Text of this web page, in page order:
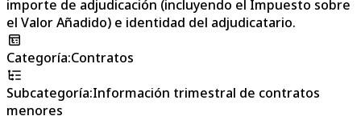
importe de adjudicación (incluyendo el Impuesto sobre
el Valor Añadido) e identidad del adjudicatario.
Categoría:Contratos
Subcategoría:Información trimestral de contratos
menores